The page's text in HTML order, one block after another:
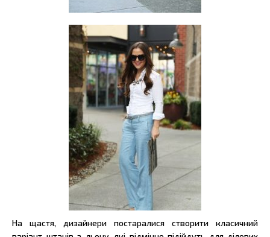
На щастя, дизайнери постаралися створити класичний